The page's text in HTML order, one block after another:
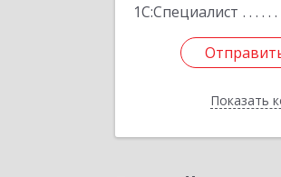
1С:Специалист
Показать